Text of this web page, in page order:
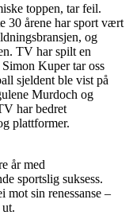
toppen, tar feil.
30 årene har sport vært
og
TV har spilt en
Kuper tar oss
sjeldent ble vist på
Murdoch og
har bedret
plattformer.
år med
sportslig suksess.
sin renessanse –